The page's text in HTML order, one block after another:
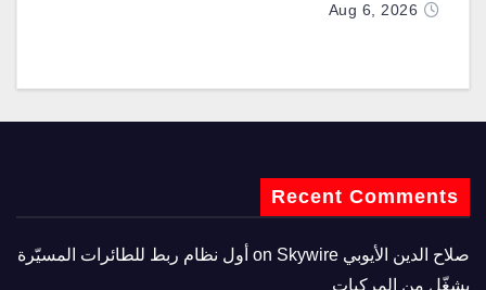
Aug 6, 2026
Recent Comments
صلاح الدين الأيوبي
Skywire أول نظام ربط للطائرات المسيّرة
يشغّل من المركبات